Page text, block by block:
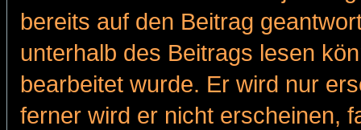
bereits auf den Beitrag
unterhalb des Beitrags lesen
bearbeitet wurde. Er wird nur
ferner wird er nicht erscheinen,